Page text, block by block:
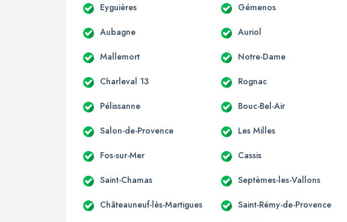
Eyguières Gémenos
Aubagne Auriol
Mallemort Notre-Dame
Charleval 13 Rognac
Pélissanne Bouc-Bel-Air
Salon-de-Provence Les Milles
Fos-sur-Mer Cassis
Saint-Chamas Septèmes-les-Vallons
Châteauneuf-lès-Martigues Saint-Rémy-de-Provence